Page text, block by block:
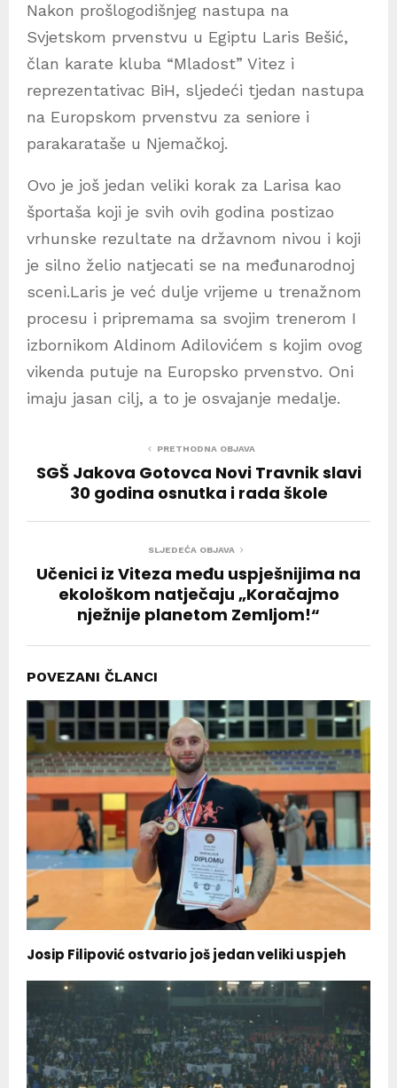
Nakon prošlogodišnjeg nastupa na
Svjetskom prvenstvu u Egiptu Laris Bešić,
član karate kluba “Mladost” Vitez i
reprezentativac BiH, sljedeći tjedan nastupa
na Europskom prvenstvu za seniore i
parakarataše u Njemačkoj.
Ovo je još jedan veliki korak za Larisa kao
športaša koji je svih ovih godina postizao
vrhunske rezultate na državnom nivou i koji
je silno želio natjecati se na međunarodnoj
sceni.Laris je već dulje vrijeme u trenažnom
procesu i pripremama sa svojim trenerom I
izbornikom Aldinom Adilovićem s kojim ovog
vikenda putuje na Europsko prvenstvo. Oni
imaju jasan cilj, a to je osvajanje medalje.
PRETHODNA OBJAVA
SGŠ Jakova Gotovca Novi Travnik slavi
30 godina osnutka i rada škole
SLJEDEĆA OBJAVA
Učenici iz Viteza među uspješnijima na
ekološkom natječaju „Koračajmo
nježnije planetom Zemljom!“
POVEZANI ČLANCI
Josip Filipović ostvario još jedan veliki uspjeh